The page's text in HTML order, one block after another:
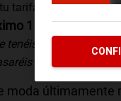
tarifa de Internet.
1 de mayo
tenéis contratado
a
1,5GB Todo
moda últimamente